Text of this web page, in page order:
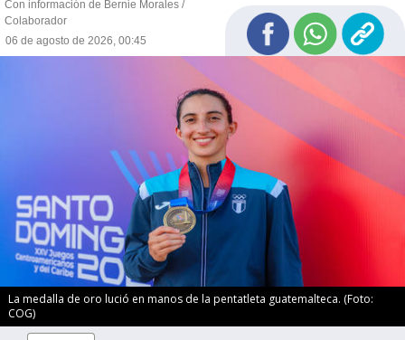
Con información de Bernie Morales /
Colaborador
06 de agosto de 2026, 00:45
La medalla de oro lució en manos de la pentatleta guatemalteca. (Foto:
COG)